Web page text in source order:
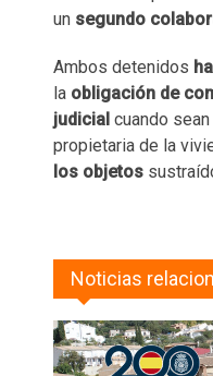
un segundo
Ambos detenidos
la obligación de
judicial cuando
propietaria de la
los objetos
Noticias